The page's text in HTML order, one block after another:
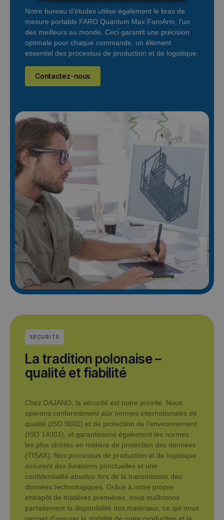
Notre bureau d'études utilise également le bras de
mesure portable FARO Quantum Max FaroArm, l'un
des meilleurs au monde. Ceci garantit une précision
optimale pour chaque commande, un élément
essentiel des processus de production et de logistique.
Contactez-nous
SÉCURITÉ
La tradition polonaise –
qualité et fiabilité
Chez DAJANO, la sécurité est notre priorité. Nous
opérons conformément aux normes internationales de
qualité (ISO 9001) et de protection de l'environnement
(ISO 14001), et garantissons également les normes
les plus strictes en matière de protection des données
(TISAX). Nos processus de production et de logistique
assurent des livraisons ponctuelles et une
confidentialité absolue lors de la transmission des
données technologiques. Grâce à notre propre
entrepôt de matières premières, nous maîtrisons
parfaitement la disponibilité des matériaux, ce qui nous